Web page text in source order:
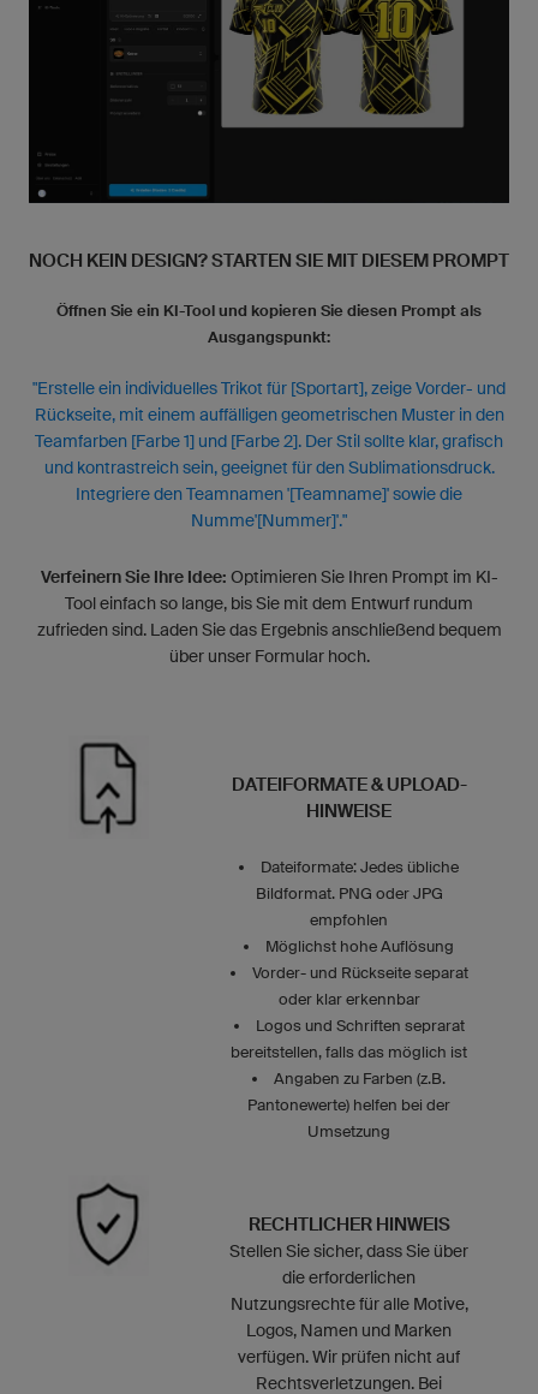
NOCH KEIN DESIGN? STARTEN SIE MIT DIESEM PROMPT
Öffnen Sie ein KI-Tool und kopieren Sie diesen Prompt als
Ausgangspunkt:
"Erstelle ein individuelles Trikot für [Sportart], zeige Vorder- und
Rückseite, mit einem auffälligen geometrischen Muster in den
Teamfarben [Farbe 1] und [Farbe 2]. Der Stil sollte klar, grafisch
und kontrastreich sein, geeignet für den Sublimationsdruck.
Integriere den Teamnamen '[Teamname]' sowie die
Numme'[Nummer]'."
Verfeinern Sie Ihre Idee: Optimieren Sie Ihren Prompt im KI-
Tool einfach so lange, bis Sie mit dem Entwurf rundum
zufrieden sind. Laden Sie das Ergebnis anschließend bequem
über unser Formular hoch.
DATEIFORMATE & UPLOAD-
HINWEISE
Dateiformate: Jedes übliche
Bildformat. PNG oder JPG
empfohlen
Möglichst hohe Auflösung
Vorder- und Rückseite separat
oder klar erkennbar
Logos und Schriften seprarat
bereitstellen, falls das möglich ist
Angaben zu Farben (z.B.
Pantonewerte) helfen bei der
Umsetzung
RECHTLICHER HINWEIS
Stellen Sie sicher, dass Sie über
die erforderlichen
Nutzungsrechte für alle Motive,
Logos, Namen und Marken
verfügen. Wir prüfen nicht auf
Rechtsverletzungen. Bei